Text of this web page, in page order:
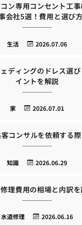
ン専用コンセント工
会社5選！費用と選び
2026.07.06
生活
ディングのドレス選
イントを解説
2026.07.01
家
コンサルを依頼する
2026.06.29
知識
理費用の相場と内訳
2026.06.16
水道修理